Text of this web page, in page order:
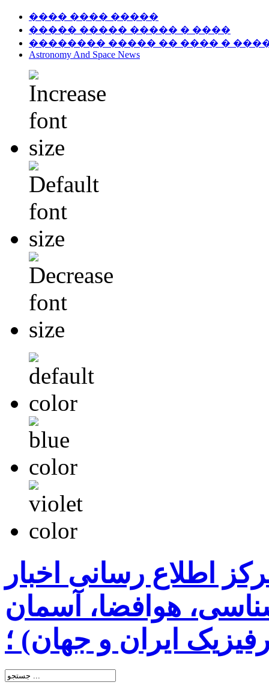
���� ���� �����
����� ����� ����� � ����
�������� ����� �� ���� �
Astronomy And Space News
اطلاع رسانی اخبار
هوافضا، آسمان
ایران و جهان) ؛